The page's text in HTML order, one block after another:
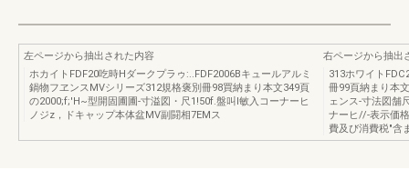
左ページから抽出された内容
ホカイトFDF20吃時Hダークプラゥ:..FDF2006Bキュールアルミ
鍋物フヱンスMVシリーズ312規格褒別冊98買納まり本文349頁
の2000;f;'H~型開固圃圃-寸溢図・尺1!50f.盤叫l敏入コーナーヒ
ノジz，ドキャップ本体盆MV副闘相7EMス
右ページから抽出
313ホワイト
冊99頁納まり本
ェンス-寸法図舗
ナーヒ//-表示価
費及び消費税"含